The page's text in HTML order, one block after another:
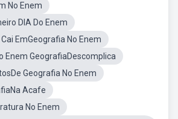
No Enem
DIA Do Enem
EmGeografia No Enem
Enem GeografiaDescomplica
Geografia No Enem
Acafe
No Enem